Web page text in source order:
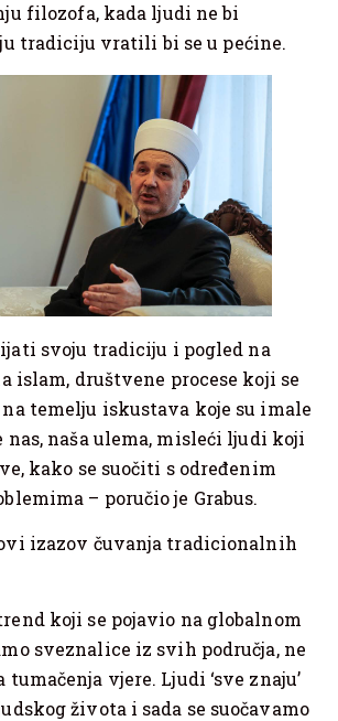
filozofa, kada ljudi ne bi
tradiciju vratili bi se u pećine.
svoju tradiciju i pogled na
islam, društvene procese koji se
na temelju iskustava koje su imale
nas, naša ulema, misleći ljudi koji
kako se suočiti s određenim
– poručio je Grabus.
izazov čuvanja tradicionalnih
koji se pojavio na globalnom
sveznalice iz svih područja, ne
tumačenja vjere. Ljudi ‘sve znaju’
života i sada se suočavamo